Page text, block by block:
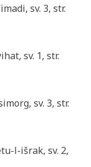
sv. 3, str.
sv. 1, str.
sv. 3, str.
l-išrak, sv. 2,